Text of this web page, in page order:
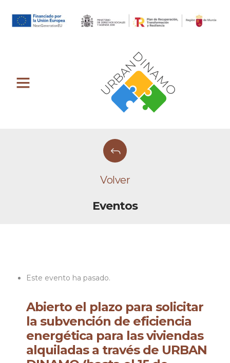
Volver
Eventos
Este evento ha pasado.
Abierto el plazo para solicitar
la subvención de eficiencia
energética para las viviendas
alquiladas a través de URBAN